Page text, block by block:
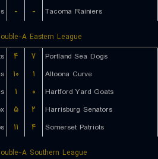
- - Tacoma Rainiers
A Eastern League
۴ ۷
Portland Sea Dogs
۱۰ ۱
Altoona Curve
۱ ۰
Hartford Yard Goats
۵ ۲
Harrisburg Senators
۱۱ ۴ Somerset Patriots
A Southern League